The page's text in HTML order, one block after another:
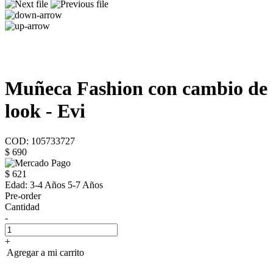
Muñeca Fashion con cambio de
look - Evi
COD: 105733727
$ 690
$ 621
Edad: 3-4 Años 5-7 Años
Pre-order
Cantidad
-
+
Agregar a mi carrito